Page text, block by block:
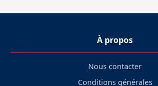
À propos
Nous contacter
Conditions générales